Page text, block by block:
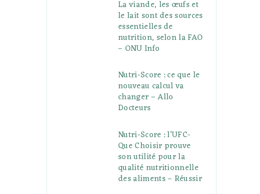
La viande, les œufs et
le lait sont des sources
essentielles de
nutrition, selon la FAO
– ONU Info
Nutri-Score : ce que le
nouveau calcul va
changer – Allo
Docteurs
Nutri-Score : l’UFC-
Que Choisir prouve
son utilité pour la
qualité nutritionnelle
des aliments – Réussir